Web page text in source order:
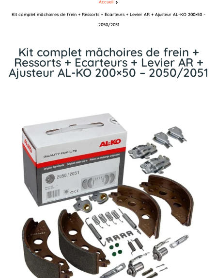
Kit complet mâchoires de frein +
Ressorts + Ecarteurs + Levier AR +
Ajusteur AL-KO 200×50 – 2050/2051
Accueil
Kit complet mâchoires de frein + Ressorts + Ecarteurs + Levier AR + Ajusteur AL-KO 200×50 –
2050/2051